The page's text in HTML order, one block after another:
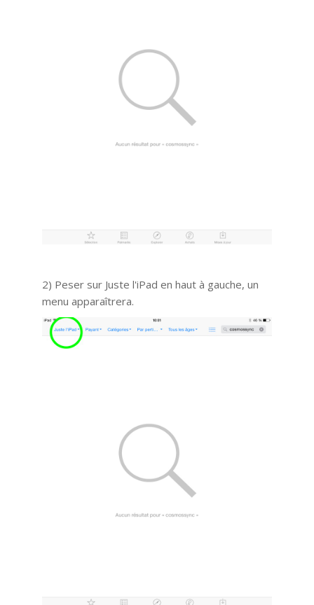
2) Peser sur Juste l'iPad en haut à gauche, un
menu apparaîtrera.